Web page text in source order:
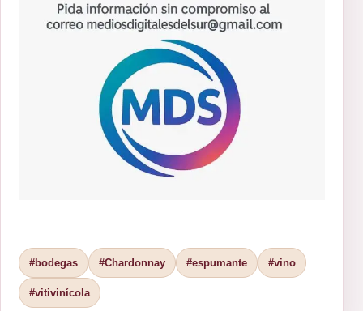
#bodegas #Chardonnay #espumante #vino
#vitivinícola